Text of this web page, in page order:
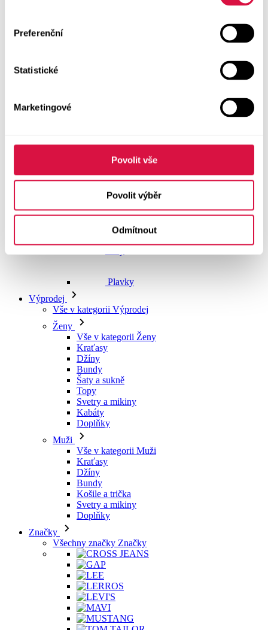
Preferenční
Statistické
Marketingové
Povolit vše
Povolit výběr
Odmítnout
Čepice
Šály
Vše v kategorii Výprodej
Ženy
Vše v kategorii Ženy
Kraťasy
Džíny
Bundy
Šaty a sukně
Topy
Svetry a mikiny
Kabáty
Doplňky
Vše v kategorii Muži
Kraťasy
Džíny
Bundy
Košile a trička
Svetry a mikiny
Doplňky
Všechny značky Značky